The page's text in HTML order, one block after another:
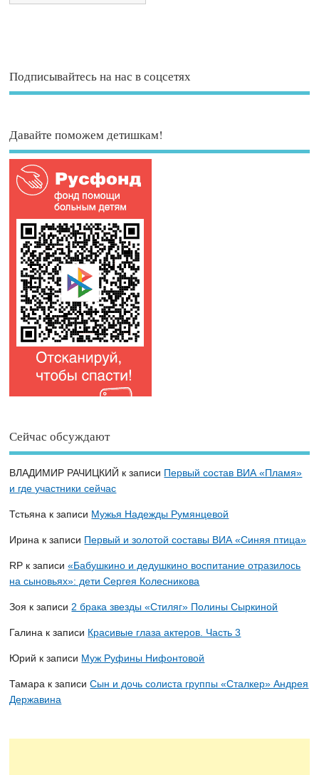
Подписывайтесь на нас в соцсетях
Давайте поможем детишкам!
Сейчас обсуждают
ВЛАДИМИР РАЧИЦКИЙ к записи Первый состав ВИА «Пламя»
и где участники сейчас
Тстьяна к записи Мужья Надежды Румянцевой
Ирина к записи Первый и золотой составы ВИА «Синяя птица»
RP к записи«Бабушкино и дедушкино воспитание отразилось
на сыновьях»: дети Сергея Колесникова
Зоя к записи2 брака звезды «Стиляг» Полины Сыркиной
Галина к записи Красивые глаза актеров. Часть 3
Юрий к записи Муж Руфины Нифонтовой
Тамара к записиСын и дочь солиста группы «Сталкер» Андрея
Державина